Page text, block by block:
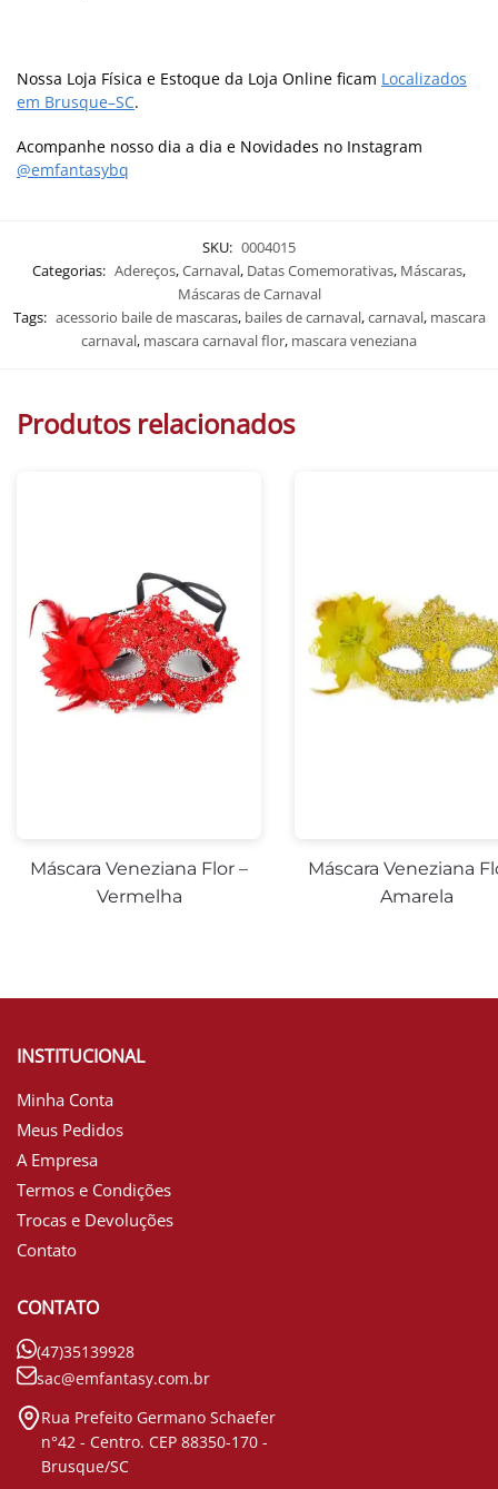
Nossa Loja Física e Estoque da Loja Online ficam Localizados
em Brusque–SC.
Acompanhe nosso dia a dia e Novidades no Instagram
@emfantasybq
SKU: 0004015
Categorias: Adereços,Carnaval, Datas Comemorativas, Máscaras,
Máscaras de Carnaval
Tags: acessorio baile de mascaras, bailes de carnaval,carnaval, mascara
carnaval, mascara carnaval flor, mascara veneziana
Produtos relacionados
Máscara Veneziana Flor –
Vermelha
Máscara Veneziana
Amarela
INSTITUCIONAL
Minha Conta
Meus Pedidos
A Empresa
Termos e Condições
Trocas e Devoluções
Contato
CONTATO
(47)35139928
sac@emfantasy.com.br
Rua Prefeito Germano Schaefer
n°42 - Centro. CEP 88350-170 -
Brusque/SC